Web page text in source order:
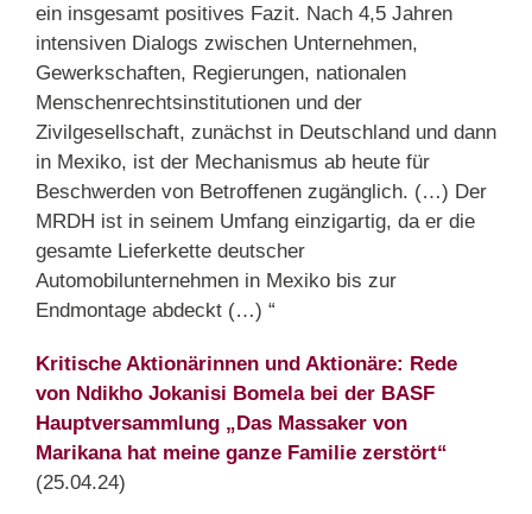
ein insgesamt positives Fazit. Nach 4,5 Jahren
intensiven Dialogs zwischen Unternehmen,
Gewerkschaften, Regierungen, nationalen
Menschenrechtsinstitutionen und der
Zivilgesellschaft, zunächst in Deutschland und dann
in Mexiko, ist der Mechanismus ab heute für
Beschwerden von Betroffenen zugänglich. (…) Der
MRDH ist in seinem Umfang einzigartig, da er die
gesamte Lieferkette deutscher
Automobilunternehmen in Mexiko bis zur
Endmontage abdeckt (…) “
Kritische Aktionärinnen und Aktionäre: Rede
von Ndikho Jokanisi Bomela bei der BASF
Hauptversammlung „Das Massaker von
Marikana hat meine ganze Familie zerstört“
(25.04.24)